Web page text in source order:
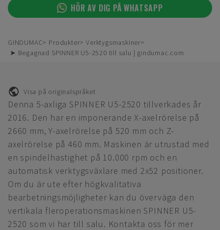
HÖR AV DIG PÅ WHATSAPP
GINDUMAC Produkter
Verktygsmaskiner
➤ Begagnad SPINNER U5-2520 till salu | gindumac.com
Visa på originalspråket
Denna 5-axliga SPINNER U5-2520 tillverkades år
2016. Den har en imponerande X-axelrörelse på
2660 mm, Y-axelrörelse på 520 mm och Z-
axelrörelse på 460 mm. Maskinen är utrustad med
en spindelhastighet på 10.000 rpm och en
automatisk verktygsväxlare med 2x52 positioner.
Om du är ute efter högkvalitativa
bearbetningsmöjligheter kan du överväga den
vertikala fleroperationsmaskinen SPINNER U5-
2520 som vi har till salu. Kontakta oss för mer